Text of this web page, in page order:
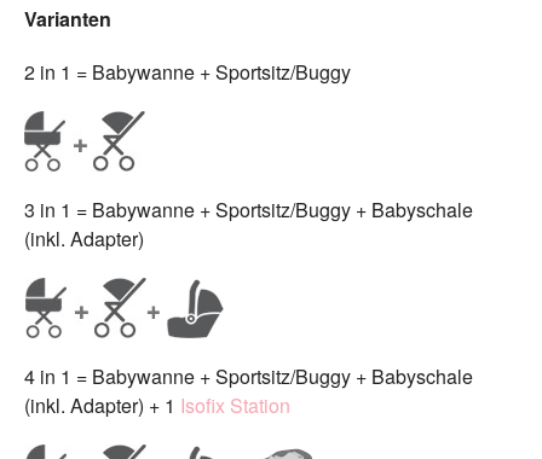
Varianten
2 in 1 = Babywanne + Sportsitz/Buggy
3 in 1 = Babywanne + Sportsitz/Buggy + Babyschale
(inkl. Adapter)
4 in 1 = Babywanne + Sportsitz/Buggy + Babyschale
(inkl. Adapter) + 1 Isofix Station